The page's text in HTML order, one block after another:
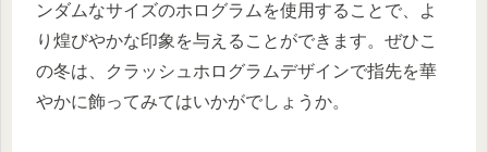
ンダムなサイズのホログラムを使用することで、よ
り煌びやかな印象を与えることができます。ぜひこ
の冬は、クラッシュホログラムデザインで指先を華
やかに飾ってみてはいかがでしょうか。